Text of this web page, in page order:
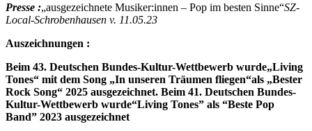
Presse :„ausgezeichnete Musiker:innen – Pop im besten Sinne“SZ-
Local-Schrobenhausen v. 11.05.23
Auszeichnungen :
Beim 43. Deutschen Bundes-Kultur-Wettbewerb wurde„Living
Tones“ mit dem Song „In unseren Träumen fliegen“als „Bester
Rock Song“ 2025 ausgezeichnet. Beim 41. Deutschen Bundes-
Kultur-Wettbewerb wurde“Living Tones” als “Beste Pop
Band” 2023 ausgezeichnet